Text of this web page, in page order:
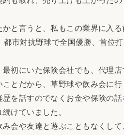
と言うと、私もこの業界に入る
市対抗野球で全国優勝、首位
初にいた保険会社でも、代理
とだから、草野球や飲み会に
を話すのでなくお金や保険の
けていました。
会や友達と遊ぶこともなくし